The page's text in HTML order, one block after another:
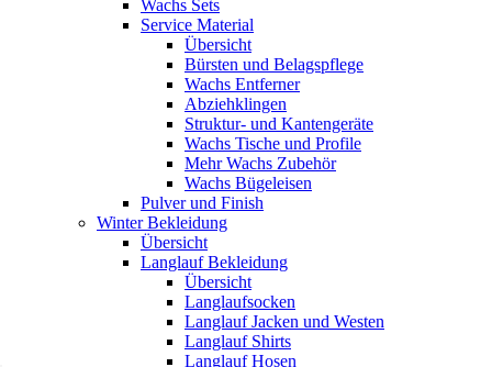
Wachs Sets
Service Material
Übersicht
Bürsten und Belagspflege
Wachs Entferner
Abziehklingen
Struktur- und Kantengeräte
Wachs Tische und Profile
Mehr Wachs Zubehör
Wachs Bügeleisen
Pulver und Finish
Winter Bekleidung
Übersicht
Langlauf Bekleidung
Übersicht
Langlaufsocken
Langlauf Jacken und Westen
Langlauf Shirts
Langlauf Hosen